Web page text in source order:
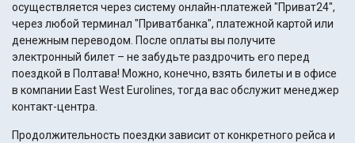
осуществляется через систему онлайн-платежей "Приват24",
через любой терминал "Приватбанка", платежной картой или
денежным переводом. После оплаты вы получите
электронный билет – не забудьте раздрочить его перед
поездкой в Полтава! Можно, конечно, взять билеты и в офисе
в компании East West Eurolines, тогда вас обслужит менеджер
контакт-центра.
Продолжительность поездки зависит от конкретного рейса и